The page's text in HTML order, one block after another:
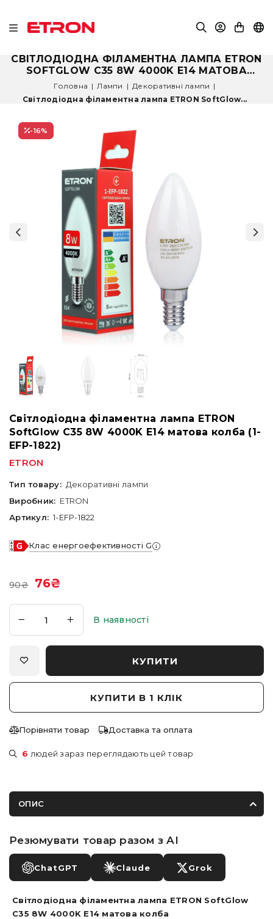
СВІТЛОДІОДНА ФІЛАМЕНТНА ЛАМПА ETRON
SOFTGLOW C35 8W 4000K E14 МАТОВА
КОЛБА (1-EFP-1822)
Головна | Лампи | Декоративні лампи |
Світлодіодна філаментна лампа ETRON SoftGlow...
-16%
Світлодіодна філаментна лампа ETRON
SoftGlow C35 8W 4000K E14 матова колба (1-
EFP-1822)
ETRON
Тип товару: Декоративні лампи
Виробник: ETRON
Артикул: 1-EFP-1822
Клас енергоефективності G
90₴ 76₴
В наявності
КУПИТИ
КУПИТИ В 1 КЛІК
Порівняти товар Доставка та оплата
6 людей зараз переглядають цей товар
ОПИС
Резюмувати товар разом з AI
ChatGPT Claude Grok
Світлодіодна філаментна лампа ETRON SoftGlow
C35 8W 4000K E14 матова колба